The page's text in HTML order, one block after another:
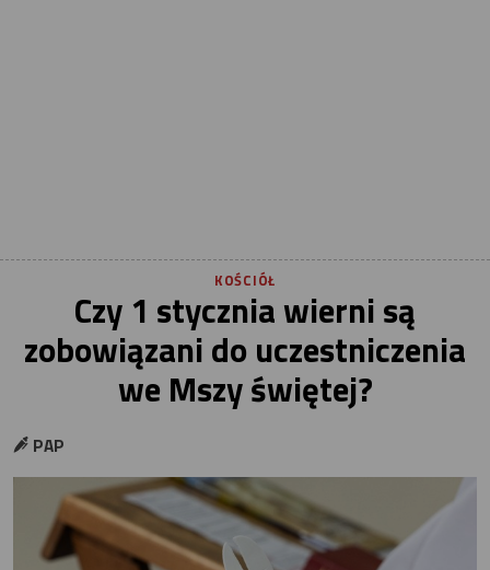
KOŚCIÓŁ
Czy 1 stycznia wierni są
zobowiązani do uczestniczenia
we Mszy świętej?
PAP